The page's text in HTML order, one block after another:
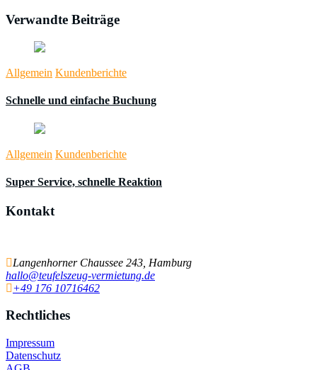
Verwandte Beiträge
Allgemein Kundenberichte
Schnelle und einfache Buchung
Allgemein Kundenberichte
Super Service, schnelle Reaktion
Kontakt
Langenhorner Chaussee 243, Hamburg
hallo@teufelszeug-vermietung.de
+49 176 10716462
Rechtliches
Impressum
Datenschutz